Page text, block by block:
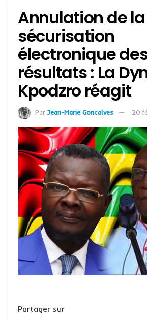
Annulation de la
sécurisation
électronique
résultats : La
Kpodzro réagit
Par Jean-Marie Goncalves 20
Partager sur